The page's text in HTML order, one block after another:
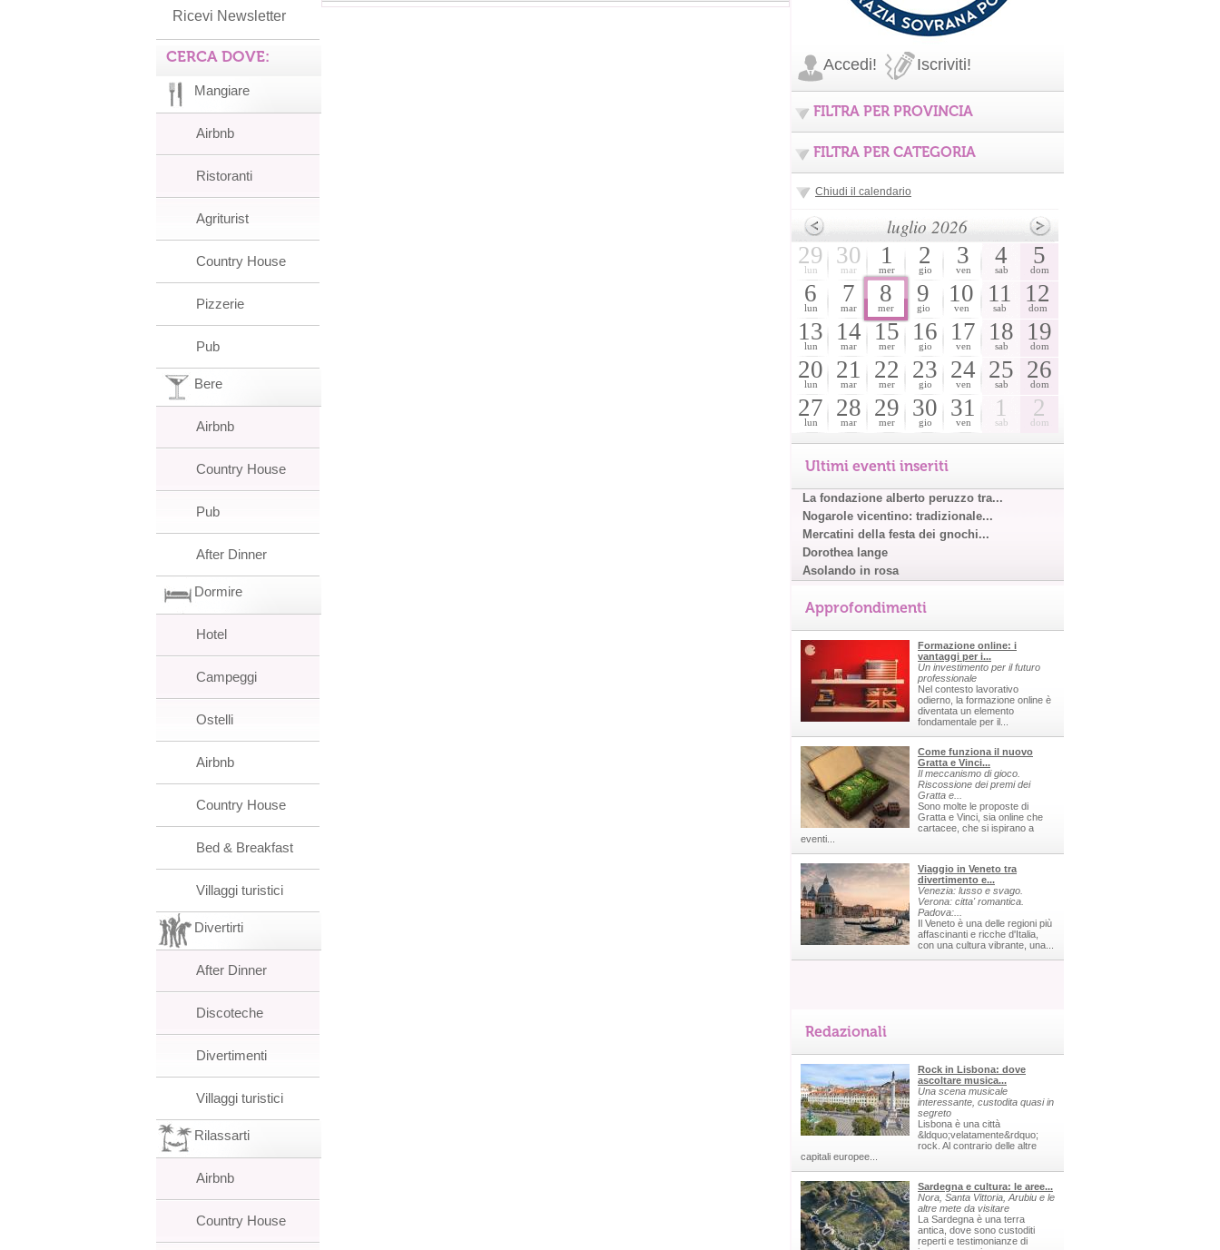
Ricevi Newsletter
CERCA DOVE:
Mangiare
Airbnb
Ristoranti
Agriturist
Country House
Pizzerie
Pub
Bere
Airbnb
Country House
Pub
After Dinner
Dormire
Hotel
Campeggi
Ostelli
Airbnb
Country House
Bed & Breakfast
Villaggi turistici
Divertirti
After Dinner
Discoteche
Divertimenti
Villaggi turistici
Rilassarti
Airbnb
Country House
Accedi! Iscriviti!
FILTRA PER PROVINCIA
FILTRA PER CATEGORIA
Chiudi il calendario
luglio 2026
29
lun
30
mar
1
mer
2
gio
3
ven
4
sab
5
dom
6
lun
7
mar
8
mer
9
gio
10
ven
11
sab
12
dom
13
lun
14
mar
15
mer
16
gio
17
ven
18
sab
19
dom
20
lun
21
mar
22
mer
23
gio
24
ven
25
sab
26
dom
27
lun
28
mar
29
mer
30
gio
31
ven
1
sab
2
dom
Ultimi eventi inseriti
La fondazione alberto peruzzo tra...
Nogarole vicentino: tradizionale...
Mercatini della festa dei gnochi...
Dorothea lange
Asolando in rosa
Approfondimenti
Formazione online: i
vantaggi per i...
Un investimento per il futuro
professionale
Nel contesto lavorativo
odierno, la formazione online è
diventata un elemento
fondamentale per il...
Come funziona il nuovo
Gratta e Vinci...
Il meccanismo di gioco.
Riscossione dei premi dei
Gratta e...
Sono molte le proposte di
Gratta e Vinci, sia online che
cartacee, che si ispirano a
eventi...
Viaggio in Veneto tra
divertimento e...
Venezia: lusso e svago.
Verona: citta' romantica.
Padova:...
Il Veneto è una delle regioni più
affascinanti e ricche d'Italia,
con una cultura vibrante, una...
Redazionali
Rock in Lisbona: dove
ascoltare musica...
Una scena musicale
interessante, custodita quasi in
segreto
Lisbona è una città
&ldquo;velatamente&rdquo;
rock. Al contrario delle altre
capitali europee...
Sardegna e cultura: le aree...
Nora, Santa Vittoria, Arubiu e le
altre mete da visitare
La Sardegna è una terra
antica, dove sono custoditi
reperti e testimonianze di